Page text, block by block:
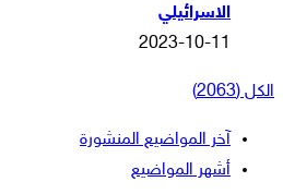
الاسرائيلي
2023-10-11
الكل (2063)
آخر المواضيع المنشورة
أشهر المواضيع